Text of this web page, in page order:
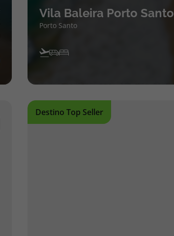
Vila Baleira Porto Santo
Porto Santo
Destino Top Seller